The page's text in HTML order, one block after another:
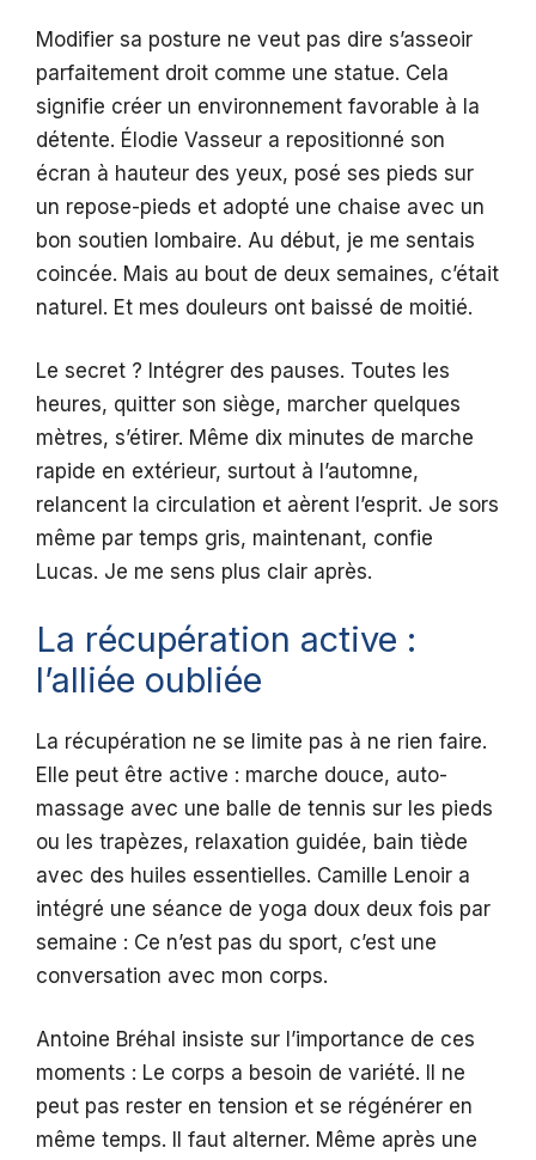
Modifier sa posture ne veut pas dire s’asseoir
parfaitement droit comme une statue. Cela
signifie créer un environnement favorable à la
détente. Élodie Vasseur a repositionné son
écran à hauteur des yeux, posé ses pieds sur
un repose-pieds et adopté une chaise avec un
bon soutien lombaire. Au début, je me sentais
coincée. Mais au bout de deux semaines, c’était
naturel. Et mes douleurs ont baissé de moitié.
Le secret ? Intégrer des pauses. Toutes les
heures, quitter son siège, marcher quelques
mètres, s’étirer. Même dix minutes de marche
rapide en extérieur, surtout à l’automne,
relancent la circulation et aèrent l’esprit. Je sors
même par temps gris, maintenant, confie
Lucas. Je me sens plus clair après.
La récupération active :
l’alliée oubliée
La récupération ne se limite pas à ne rien faire.
Elle peut être active : marche douce, auto-
massage avec une balle de tennis sur les pieds
ou les trapèzes, relaxation guidée, bain tiède
avec des huiles essentielles. Camille Lenoir a
intégré une séance de yoga doux deux fois par
semaine : Ce n’est pas du sport, c’est une
conversation avec mon corps.
Antoine Bréhal insiste sur l’importance de ces
moments : Le corps a besoin de variété. Il ne
peut pas rester en tension et se régénérer en
même temps. Il faut alterner. Même après une